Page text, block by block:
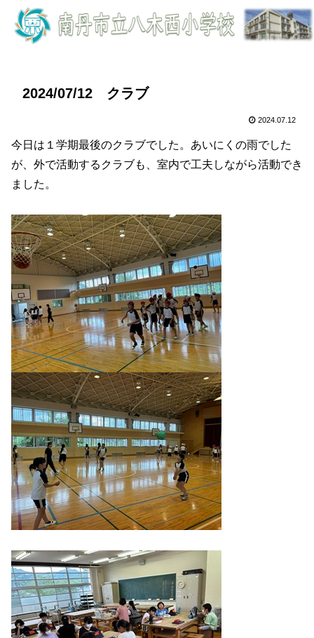
2024/07/12 クラブ
2024.07.12
今日は１学期最後のクラブでした。あいにくの雨でした
が、外で活動するクラブも、室内で工夫しながら活動でき
ました。